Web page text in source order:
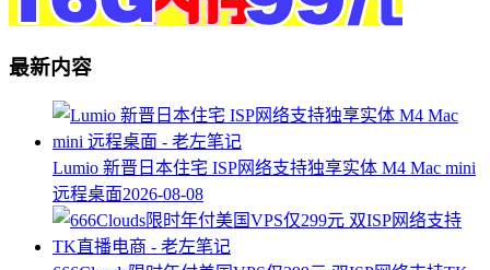
最新内容
Lumio 新晋日本住宅 ISP网络支持独享实体 M4 Mac mini
远程桌面2026-08-08